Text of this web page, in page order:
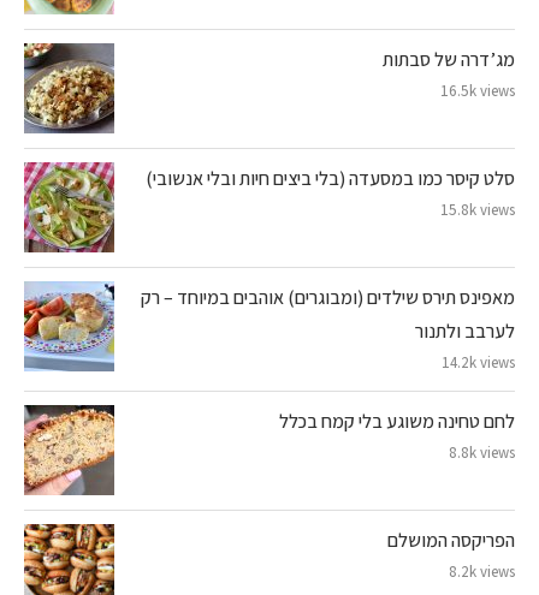
מג’דרה של סבתות
16.5k views
סלט קיסר כמו במסעדה (בלי ביצים חיות ובלי אנשובי)
15.8k views
מאפינס תירס שילדים (ומבוגרים) אוהבים במיוחד – רק
לערבב ולתנור
14.2k views
לחם טחינה משוגע בלי קמח בכלל
8.8k views
הפריקסה המושלם
8.2k views